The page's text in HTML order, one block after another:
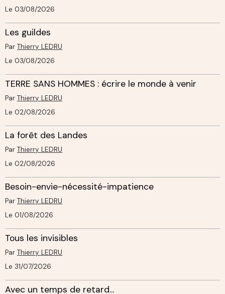
Le 03/08/2026
Les guildes
Par Thierry LEDRU
Le 03/08/2026
TERRE SANS HOMMES : écrire le monde à venir
Par Thierry LEDRU
Le 02/08/2026
La forêt des Landes
Par Thierry LEDRU
Le 02/08/2026
Besoin-envie-nécessité-impatience
Par Thierry LEDRU
Le 01/08/2026
Tous les invisibles
Par Thierry LEDRU
Le 31/07/2026
Avec un temps de retard...